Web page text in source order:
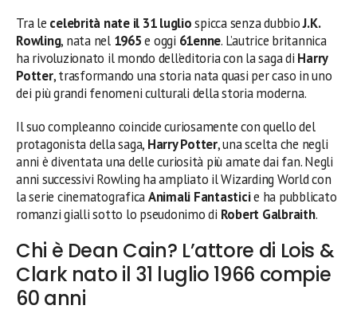
Tra le celebrità nate il 31 lugliospicca senza dubbioJ.K.
Rowling, nata nel 1965e oggi 61enne. L’autrice britannica
ha rivoluzionato il mondo dell’editoria con la saga di Harry
Potter, trasformando una storia nata quasi per caso in uno
dei più grandi fenomeni culturali della storia moderna.
Il suo compleanno coincide curiosamente con quello del
protagonista della saga, Harry Potter, una scelta che negli
anni è diventata una delle curiosità più amate dai fan. Negli
anni successivi Rowling ha ampliato il Wizarding World con
la serie cinematograficaAnimali Fantasticie ha pubblicato
romanzi gialli sotto lo pseudonimo di Robert Galbraith.
Chi è Dean Cain? L’attore di Lois &
Clark nato il 31 luglio 1966 compie
60 anni